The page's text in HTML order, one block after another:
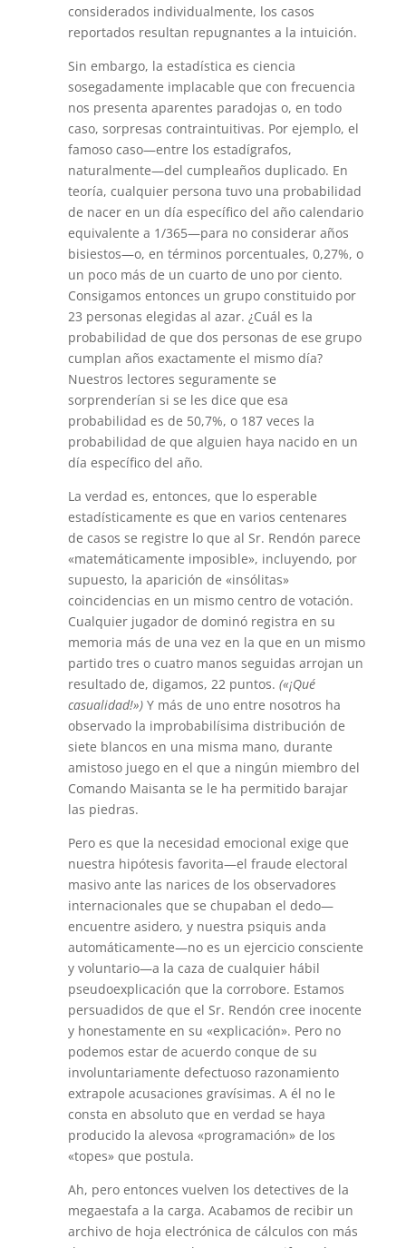
considerados individualmente, los casos
reportados resultan repugnantes a la intuición.
Sin embargo, la estadística es ciencia
sosegadamente implacable que con frecuencia
nos presenta aparentes paradojas o, en todo
caso, sorpresas contraintuitivas. Por ejemplo, el
famoso caso—entre los estadígrafos,
naturalmente—del cumpleaños duplicado. En
teoría, cualquier persona tuvo una probabilidad
de nacer en un día específico del año calendario
equivalente a 1/365—para no considerar años
bisiestos—o, en términos porcentuales, 0,27%, o
un poco más de un cuarto de uno por ciento.
Consigamos entonces un grupo constituido por
23 personas elegidas al azar. ¿Cuál es la
probabilidad de que dos personas de ese grupo
cumplan años exactamente el mismo día?
Nuestros lectores seguramente se
sorprenderían si se les dice que esa
probabilidad es de 50,7%, o 187 veces la
probabilidad de que alguien haya nacido en un
día específico del año.
La verdad es, entonces, que lo esperable
estadísticamente es que en varios centenares
de casos se registre lo que al Sr. Rendón parece
«matemáticamente imposible», incluyendo, por
supuesto, la aparición de «insólitas»
coincidencias en un mismo centro de votación.
Cualquier jugador de dominó registra en su
memoria más de una vez en la que en un mismo
partido tres o cuatro manos seguidas arrojan un
resultado de, digamos, 22 puntos. («¡Qué
casualidad!»)Y más de uno entre nosotros ha
observado la improbabilísima distribución de
siete blancos en una misma mano, durante
amistoso juego en el que a ningún miembro del
Comando Maisanta se le ha permitido barajar
las piedras.
Pero es que la necesidad emocional exige que
nuestra hipótesis favorita—el fraude electoral
masivo ante las narices de los observadores
internacionales que se chupaban el dedo—
encuentre asidero, y nuestra psiquis anda
automáticamente—no es un ejercicio consciente
y voluntario—a la caza de cualquier hábil
pseudoexplicación que la corrobore. Estamos
persuadidos de que el Sr. Rendón cree inocente
y honestamente en su «explicación». Pero no
podemos estar de acuerdo conque de su
involuntariamente defectuoso razonamiento
extrapole acusaciones gravísimas. A él no le
consta en absoluto que en verdad se haya
producido la alevosa «programación» de los
«topes» que postula.
Ah, pero entonces vuelven los detectives de la
megaestafa a la carga. Acabamos de recibir un
archivo de hoja electrónica de cálculos con más